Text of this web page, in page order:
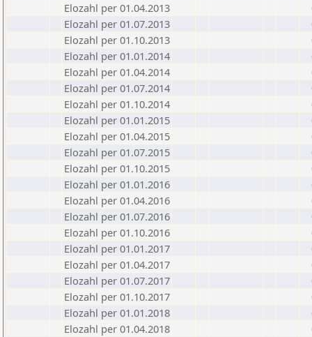
Elozahl per 01.04.2013
Elozahl per 01.07.2013
Elozahl per 01.10.2013
Elozahl per 01.01.2014
Elozahl per 01.04.2014
Elozahl per 01.07.2014
Elozahl per 01.10.2014
Elozahl per 01.01.2015
Elozahl per 01.04.2015
Elozahl per 01.07.2015
Elozahl per 01.10.2015
Elozahl per 01.01.2016
Elozahl per 01.04.2016
Elozahl per 01.07.2016
Elozahl per 01.10.2016
Elozahl per 01.01.2017
Elozahl per 01.04.2017
Elozahl per 01.07.2017
Elozahl per 01.10.2017
Elozahl per 01.01.2018
Elozahl per 01.04.2018